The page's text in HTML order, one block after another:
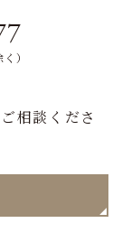
）
相談くださ